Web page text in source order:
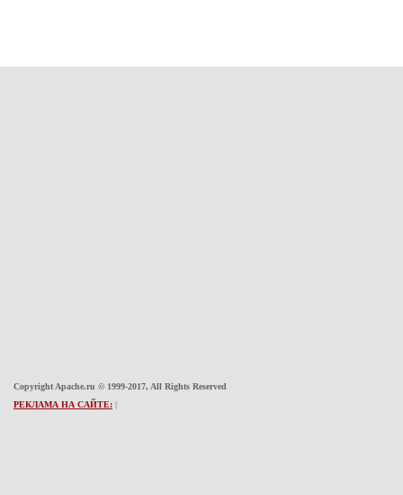
Copyright Apache.ru © 1999-2017, All Rights Reserved
РЕКЛАМА НА САЙТЕ: |